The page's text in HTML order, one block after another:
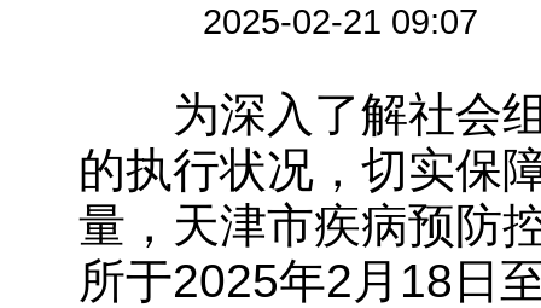
2025-02-21 09:07
为深入了解社会组
的执行状况，切实保
量，天津市疾病预防
所于2025年2月18日